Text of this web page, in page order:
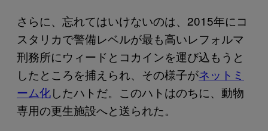
さらに、忘れてはいけないのは、2015年にコ
スタリカで警備レベルが最も高いレフォルマ
刑務所にウィードとコカインを運び込もうと
したところを捕えられ、その様子がネットミ
ーム化したハトだ。このハトはのちに、動物
専用の更生施設へと送られた。